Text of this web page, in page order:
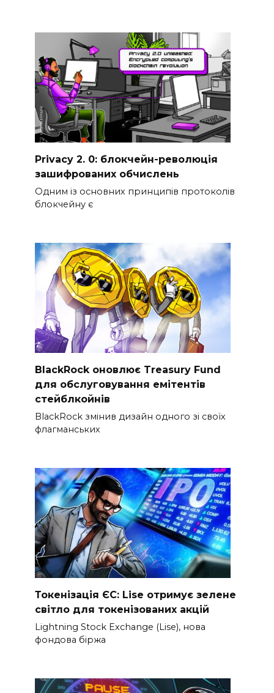
Privacy 2. 0: блокчейн-революція
зашифрованих обчислень
Одним із основних принципів протоколів
блокчейну є
BlackRock оновлює Treasury Fund
для обслуговування емітентів
стейблкойнів
BlackRock змінив дизайн одного зі своїх
флагманських
Токенізація ЄС: Lise отримує зелене
світло для токенізованих акцій
Lightning Stock Exchange (Lise), нова
фондова біржа